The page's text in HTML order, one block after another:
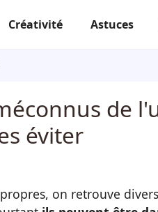
Créativité Astuces
de
éviter
on retrouve